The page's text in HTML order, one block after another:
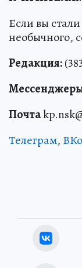
Если вы
необычного,
Редакция:
Почта
Телеграм,